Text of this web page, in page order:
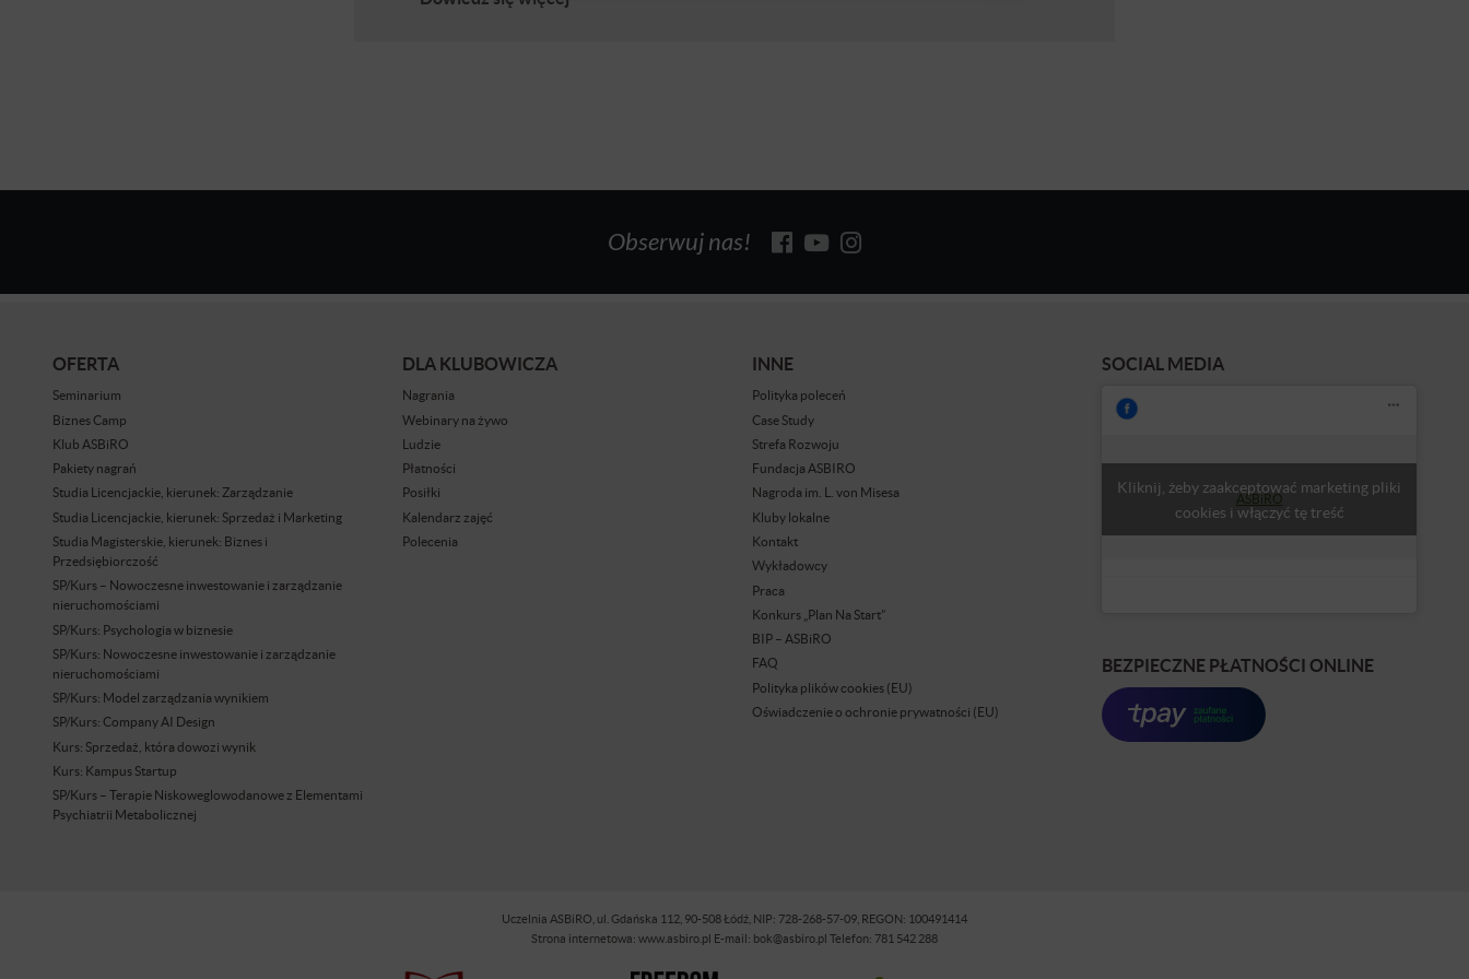
Obserwuj nas!
OFERTA
Seminarium
Biznes Camp
Klub ASBiRO
Pakiety nagrań
Studia Licencjackie, kierunek: Zarządzanie
Studia Licencjackie, kierunek: Sprzedaż i Marketing
Studia Magisterskie, kierunek: Biznes i
Przedsiębiorczość
SP/Kurs – Nowoczesne inwestowanie i zarządzanie
nieruchomościami
SP/Kurs: Psychologia w biznesie
SP/Kurs: Nowoczesne inwestowanie i zarządzanie
nieruchomościami
SP/Kurs: Model zarządzania wynikiem
SP/Kurs: Company AI Design
Kurs: Sprzedaż, która dowozi wynik
Kurs: Kampus Startup
SP/Kurs – Terapie Niskoweglowodanowe z Elementami
Psychiatrii Metabolicznej
DLA KLUBOWICZA
Nagrania
Webinary na żywo
Ludzie
Płatności
Posiłki
Kalendarz zajęć
Polecenia
INNE
Polityka poleceń
Case Study
Strefa Rozwoju
Fundacja ASBIRO
Nagroda im. L. von Misesa
Kluby lokalne
Kontakt
Wykładowcy
Praca
Konkurs „Plan Na Start”
BIP – ASBiRO
FAQ
Polityka plików cookies (EU)
Oświadczenie o ochronie prywatności (EU)
SOCIAL MEDIA
ASBiRO
Kliknij, żeby zaakceptować marketing pliki
cookies i włączyć tę treść
BEZPIECZNE PŁATNOŚCI ONLINE
Uczelnia ASBiRO, ul. Gdańska 112, 90-508 Łódź, NIP: 728-268-57-09, REGON: 100491414
Strona internetowa: www.asbiro.pl E-mail: bok@asbiro.pl Telefon: 781 542 288